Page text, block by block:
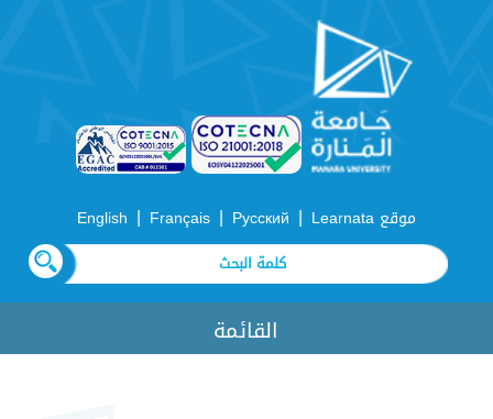
موقع Learnata |
Русский
|
Français
|
English
القائمة